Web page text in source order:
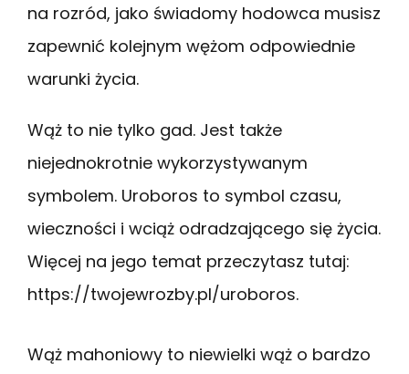
na rozród, jako świadomy hodowca musisz
zapewnić kolejnym wężom odpowiednie
warunki życia.
Wąż to nie tylko gad. Jest także
niejednokrotnie wykorzystywanym
symbolem. Uroboros to symbol czasu,
wieczności i wciąż odradzającego się życia.
Więcej na jego temat przeczytasz tutaj:
https://twojewrozby.pl/uroboros.
Wąż mahoniowy to niewielki wąż o bardzo